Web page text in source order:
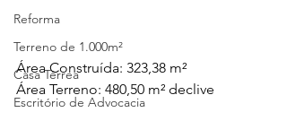
Reforma
Terreno de 1.000m²
Casa Térrea
Escritório de Advocacia
Área Construída: 323,38 m²
Área Terreno: 480,50 m² declive